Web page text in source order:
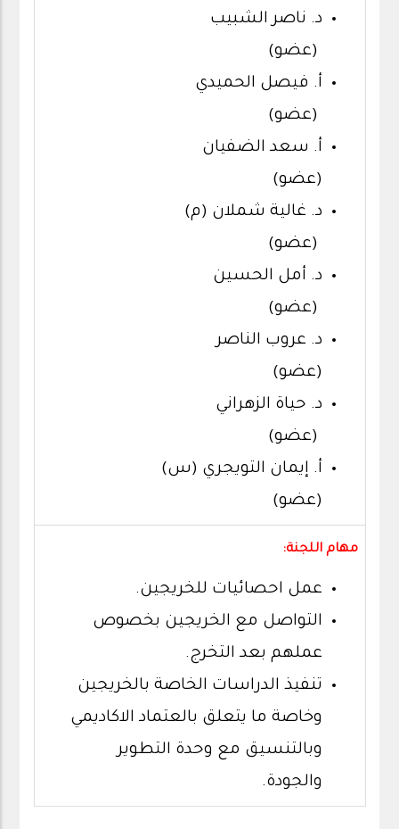
د. ناصر الشبيب
(عضو)
أ. فيصل الحميدي
(عضو)
أ. سعد الضفيان
(عضو)
د. غالية شملان (م)
(عضو)
د. أمل الحسين
(عضو)
د. عروب الناصر
(عضو)
د. حياة الزهراني
(عضو)
أ. إيمان التويجري (س)
(عضو)
مهام اللجنة:
عمل احصائيات للخريجين.
التواصل مع الخريجين بخصوص
عملهم بعد التخرج.
تنفيذ الدراسات الخاصة بالخريجين
وخاصة ما يتعلق بالعتماد الاكاديمي
وبالتنسيق مع وحدة التطوير
والجودة.